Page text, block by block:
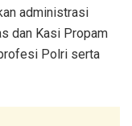
administrasi
dan Kasi Propam
Polri serta